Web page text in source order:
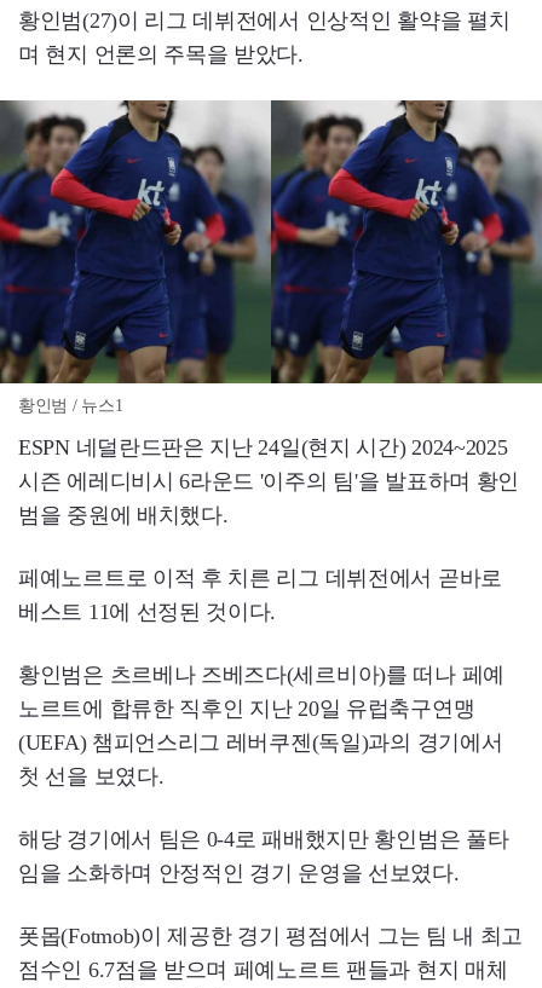
황인범(27)이 리그 데뷔전에서 인상적인 활약을 펼치
며 현지 언론의 주목을 받았다.
황인범 / 뉴스1
ESPN 네덜란드판은 지난 24일(현지 시간) 2024~2025
시즌 에레디비시 6라운드 '이주의 팀'을 발표하며 황인
범을 중원에 배치했다.
페예노르트로 이적 후 치른 리그 데뷔전에서 곧바로
베스트 11에 선정된 것이다.
황인범은 츠르베나 즈베즈다(세르비아)를 떠나 페예
노르트에 합류한 직후인 지난 20일 유럽축구연맹
(UEFA) 챔피언스리그 레버쿠젠(독일)과의 경기에서
첫 선을 보였다.
해당 경기에서 팀은 0-4로 패배했지만 황인범은 풀타
임을 소화하며 안정적인 경기 운영을 선보였다.
폿몹(Fotmob)이 제공한 경기 평점에서 그는 팀 내 최고
점수인 6.7점을 받으며 페예노르트 팬들과 현지 매체